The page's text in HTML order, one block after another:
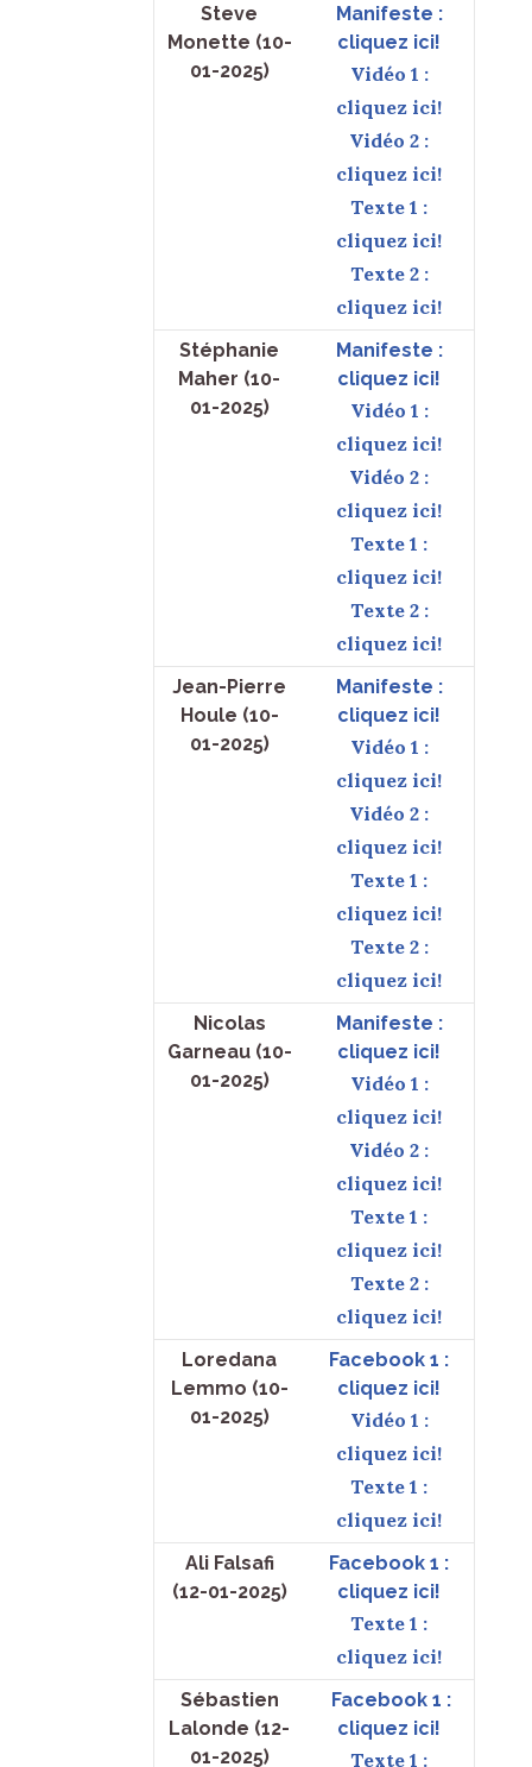
Steve
Monette (10-
01-2025)
Manifeste :
cliquez ici!
Vidéo 1 :
cliquez ici!
Vidéo 2 :
cliquez ici!
Texte 1 :
cliquez ici!
Texte 2 :
cliquez ici!
Stéphanie
Maher (10-
01-2025)
Manifeste :
cliquez ici!
Vidéo 1 :
cliquez ici!
Vidéo 2 :
cliquez ici!
Texte 1 :
cliquez ici!
Texte 2 :
cliquez ici!
Jean-Pierre
Houle (10-
01-2025)
Manifeste :
cliquez ici!
Vidéo 1 :
cliquez ici!
Vidéo 2 :
cliquez ici!
Texte 1 :
cliquez ici!
Texte 2 :
cliquez ici!
Nicolas
Garneau (10-
01-2025)
Manifeste :
cliquez ici!
Vidéo 1 :
cliquez ici!
Vidéo 2 :
cliquez ici!
Texte 1 :
cliquez ici!
Texte 2 :
cliquez ici!
Loredana
Lemmo (10-
01-2025)
Facebook 1 :
cliquez ici!
Vidéo 1 :
cliquez ici!
Texte 1 :
cliquez ici!
Ali Falsafi
(12-01-2025)
Facebook 1 :
cliquez ici!
Texte 1 :
cliquez ici!
Sébastien
Lalonde (12-
01-2025)
Facebook 1 :
cliquez ici!
Texte 1 :